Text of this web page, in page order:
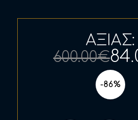
ΑΞΙΑΣ:
600.00€
-86%